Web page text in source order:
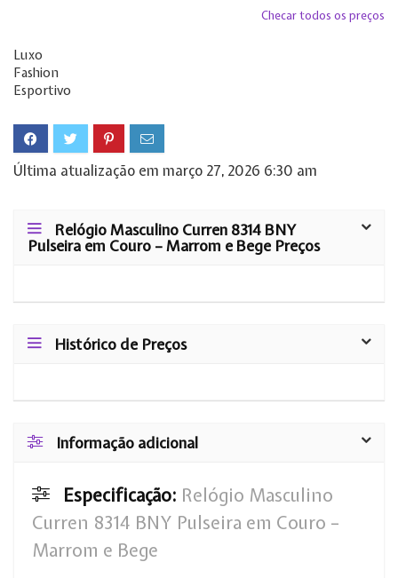
Checar todos os preços
Luxo
Fashion
Esportivo
Última atualização em março 27, 2026 6:30 am
Relógio Masculino Curren 8314 BNY
Pulseira em Couro – Marrom e Bege Preços
Histórico de Preços
Informação adicional
Especificação: Relógio Masculino
Curren 8314 BNY Pulseira em Couro –
Marrom e Bege